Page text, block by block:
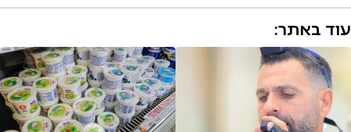
עוד באתר: